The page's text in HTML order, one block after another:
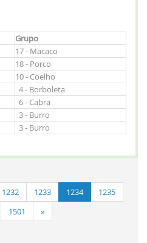
Grupo
17 - Macaco
18 - Porco
10 - Coelho
4 - Borboleta
6 - Cabra
3 - Burro
3 - Burro
1232 1233 1234
1235
1501 »